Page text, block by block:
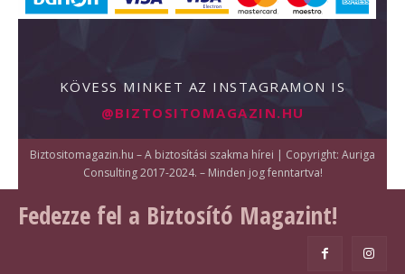
KÖVESS MINKET AZ INSTAGRAMON IS
@BIZTOSITOMAGAZIN.HU
Biztositomagazin.hu – A biztosítási szakma hírei | Copyright: Auriga
Consulting 2017-2024. – Minden jog fenntartva!
Fedezze fel a Biztosító Magazint!